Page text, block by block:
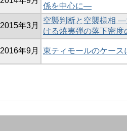
係を中心に―
2015年3月
空襲判断と空襲様相
ける焼夷弾の落下密
2016年9月 東ティモールのケー